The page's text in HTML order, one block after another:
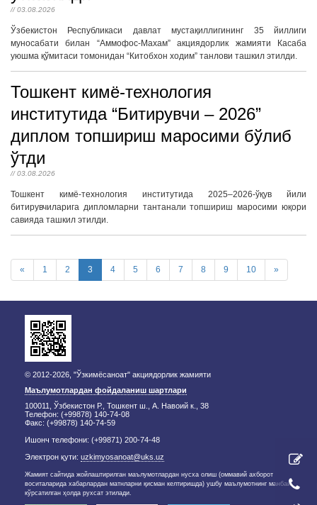
// 03.08.2026
Ўзбекистон Республикаси давлат мустақиллигининг 35 йиллиги
муносабати билан “Аммофос-Махам” акциядорлик жамияти Касаба
уюшма қўмитаси томонидан “Китобхон ходим” танлови ташкил этилди.
Тошкент кимё-технология
институтида “Битирувчи – 2026”
диплом топшириш маросими бўлиб
ўтди
// 03.08.2026
Тошкент кимё-технология институтида 2025–2026-ўқув йили
битирувчиларига дипломларни тантанали топшириш маросими юқори
савияда ташкил этилди.
« 1 2 3 4 5 6 7 8 9 10 »
© 2012-2026, "Ўзкимёсаноат" акциядорлик жамияти
Маълумотлардан фойдаланиш шартлари
100011, Ўзбекистон Р., Тошкент ш., А. Навоий к., 38
Телефон: (+99878) 140-74-08
Факс: (+99878) 140-74-59
Ишонч телефони: (+99871) 200-74-48
Электрон қути: uzkimyosanoat@uks.uz
Жамият сайтида жойлаштирилган маълумотлардан нусха олиш (оммавий ахборот
воситаларида хабарлардан матнларни қисман келтиришда) ушбу маълумотнинг манбаи
кўрсатилган ҳолда рухсат этилади.